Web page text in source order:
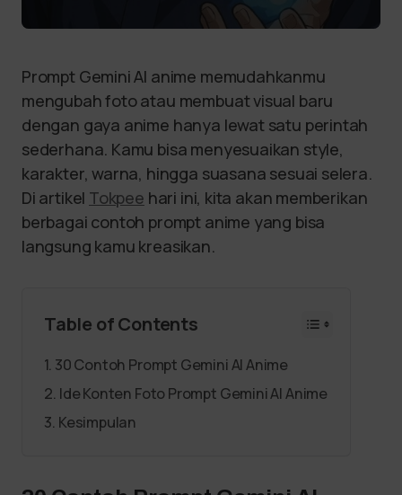
Prompt Gemini AI anime memudahkanmu
mengubah foto atau membuat visual baru
dengan gaya anime hanya lewat satu perintah
sederhana. Kamu bisa menyesuaikan style,
karakter, warna, hingga suasana sesuai selera.
Di artikel Tokpee hari ini, kita akan memberikan
berbagai contoh prompt anime yang bisa
langsung kamu kreasikan.
Table of Contents
30 Contoh Prompt Gemini AI Anime
Ide Konten Foto Prompt Gemini AI Anime
Kesimpulan